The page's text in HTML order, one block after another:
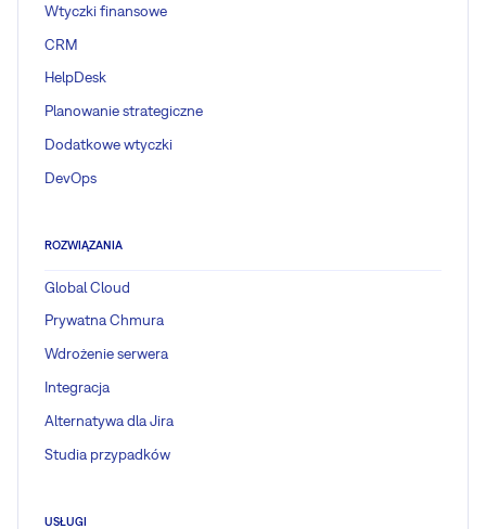
Wtyczki finansowe
CRM
HelpDesk
Planowanie strategiczne
Dodatkowe wtyczki
DevOps
ROZWIĄZANIA
Global Cloud
Prywatna Chmura
Wdrożenie serwera
Integracja
Alternatywa dla Jira
Studia przypadków
USŁUGI